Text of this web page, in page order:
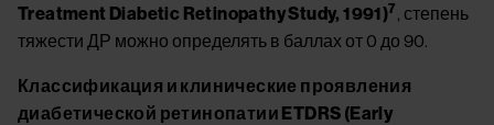
Treatment Diabetic Retinopathy Study, 1991)7 , степень
тяжести ДР можно определять в баллах от 0 до 90.
Классификация и клинические проявления
диабетической ретинопатии ETDRS (Early